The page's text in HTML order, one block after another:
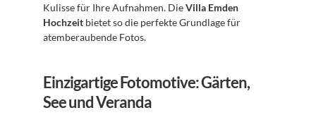
Kulisse für Ihre Aufnahmen. Die Villa Emden
Hochzeit bietet so die perfekte Grundlage für
atemberaubende Fotos.
Einzigartige Fotomotive: Gärten,
See und Veranda